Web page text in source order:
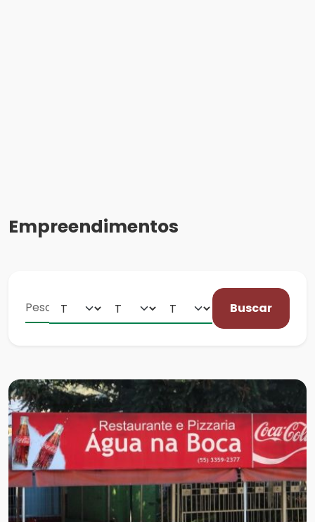
Empreendimentos
Buscar